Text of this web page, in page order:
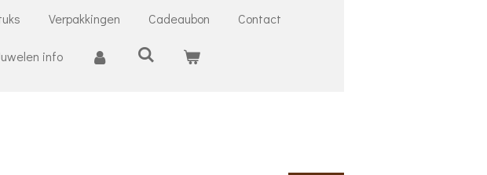
Verpakkingen Cadeaubon Contact
info